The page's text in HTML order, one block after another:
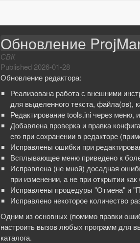
Обновление
СВК
Published 2026-01-28
Обновление редактора:
Реализована работа с внешними
для выделенного текста, файла(ов),
Редактирование tools.ini через меню,
Добавлена проверка и правка
его при сохранении в редакторе
Исправлены ошибки при
Всплывающее меню приведено к
Исправлена (не мной) досадная
при изменении, а не при открытии
Исправлены процедуры "Отмена" и
Исправлено некоторое количество
Одним из основных (помимо правки
настроить вызов любых программ для
каталога.